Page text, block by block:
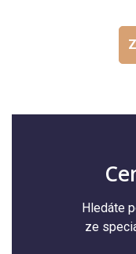
Hledáte
ze